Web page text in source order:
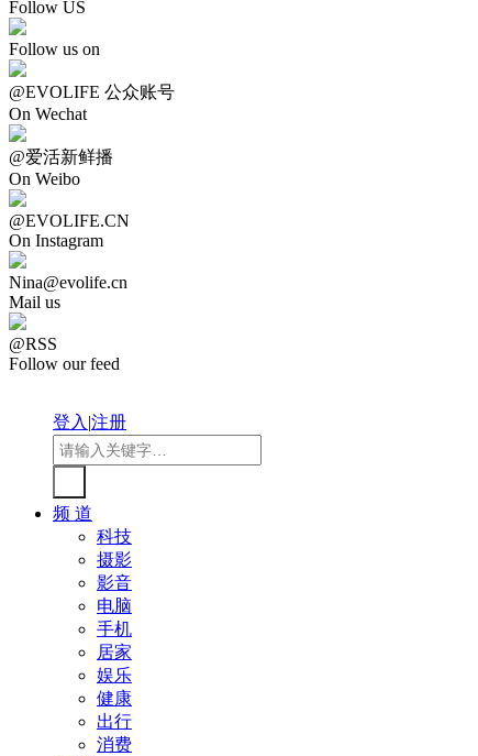
Follow US
Follow us on
@EVOLIFE 公众账号
On Wechat
@爱活新鲜播
On Weibo
@EVOLIFE.CN
On Instagram
Nina@evolife.cn
Mail us
@RSS
Follow our feed
登入|注册
频 道
科技
摄影
影音
电脑
手机
居家
娱乐
健康
出行
消费